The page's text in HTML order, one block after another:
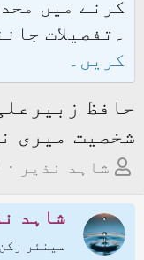
کرنے میں
۔تفصیلات
کریں۔
حافظ
شخصیت میری
م
ض
و
شاہد نذیر
شاہد
سینئر رکن